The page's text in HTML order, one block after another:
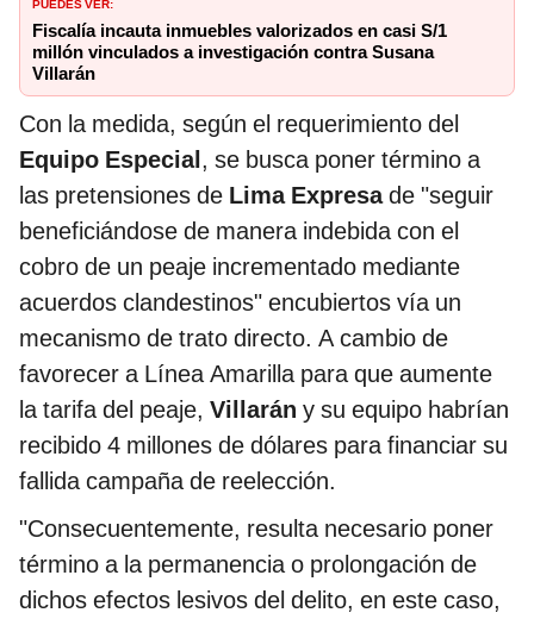
Fiscalía incauta inmuebles valorizados en casi S/1
millón vinculados a investigación contra Susana
Villarán
Con la medida, según el requerimiento del
Equipo Especial, se busca poner término a
las pretensiones de Lima Expresade "seguir
beneficiándose de manera indebida con el
cobro de un peaje incrementado mediante
acuerdos clandestinos" encubiertos vía un
mecanismo de trato directo. A cambio de
favorecer a Línea Amarilla para que aumente
la tarifa del peaje, Villarán y su equipo habrían
recibido 4 millones de dólares para financiar su
fallida campaña de reelección.
"Consecuentemente, resulta necesario poner
término a la permanencia o prolongación de
dichos efectos lesivos del delito, en este caso,